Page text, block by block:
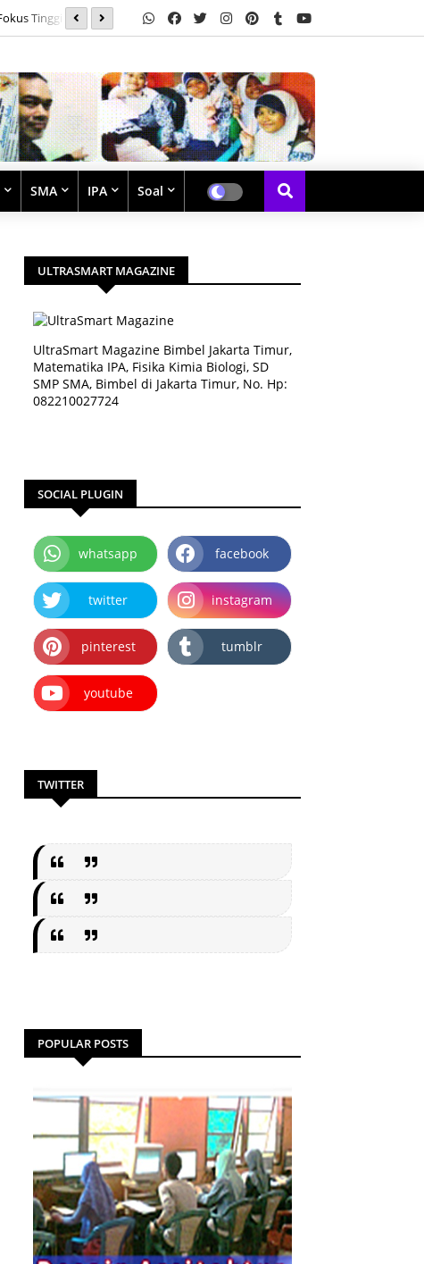
Soal Latihan Perpangkatan dan Bentuk Akar
SMA IPA Soal
ULTRASMART MAGAZINE
UltraSmart Magazine Bimbel Jakarta Timur,
Matematika IPA, Fisika Kimia Biologi, SD
SMP SMA, Bimbel di Jakarta Timur, No. Hp:
082210027724
SOCIAL PLUGIN
whatsapp facebook
twitter instagram
pinterest tumblr
youtube
TWITTER
POPULAR POSTS